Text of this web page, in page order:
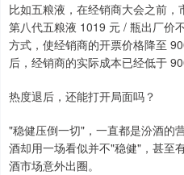
比如五粮液，在经销商大会之前
第八代五粮液 1019 元 / 瓶出厂价
方式，使经销商的开票价格降至
后，经销商的实际成本已经低于
热度退后，还能打开局面吗？
"稳健压倒一切"，一直都是汾酒的
酒却用一场看似并不"稳健"，甚至
酒市场意外出圈。